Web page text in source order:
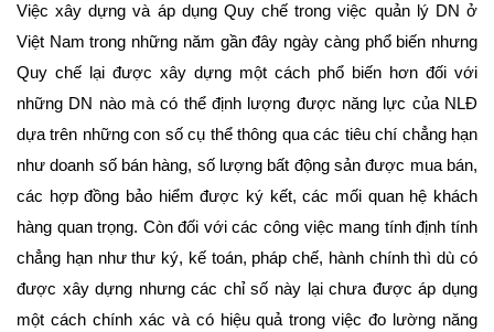
Việc xây dựng và áp dụng Quy chế trong việc quản lý DN ở
Việt Nam trong những năm gần đây ngày càng phổ biến nhưng
Quy chế lại được xây dựng một cách phổ biến hơn đối với
những DN nào mà có thể định lượng được năng lực của NLĐ
dựa trên những con số cụ thể thông qua các tiêu chí chẳng hạn
như doanh số bán hàng, số lượng bất động sản được mua bán,
các hợp đồng bảo hiểm được ký kết, các mối quan hệ khách
hàng quan trọng. Còn đối với các công việc mang tính định tính
chẳng hạn như thư ký, kế toán, pháp chế, hành chính thì dù có
được xây dựng nhưng các chỉ số này lại chưa được áp dụng
một cách chính xác và có hiệu quả trong việc đo lường năng